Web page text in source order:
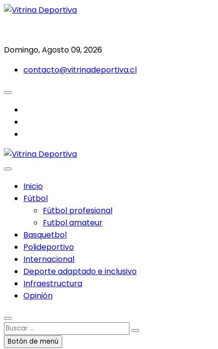
Saltar
Domingo, Agosto 09, 2026
contacto@vitrinadeportiva.cl
Inicio
Fútbol
Fútbol profesional
Futbol amateur
Basquetbol
Polideportivo
Internacional
Deporte adaptado e inclusivo
Infraestructura
Opinión
Buscar
…Botón de menú